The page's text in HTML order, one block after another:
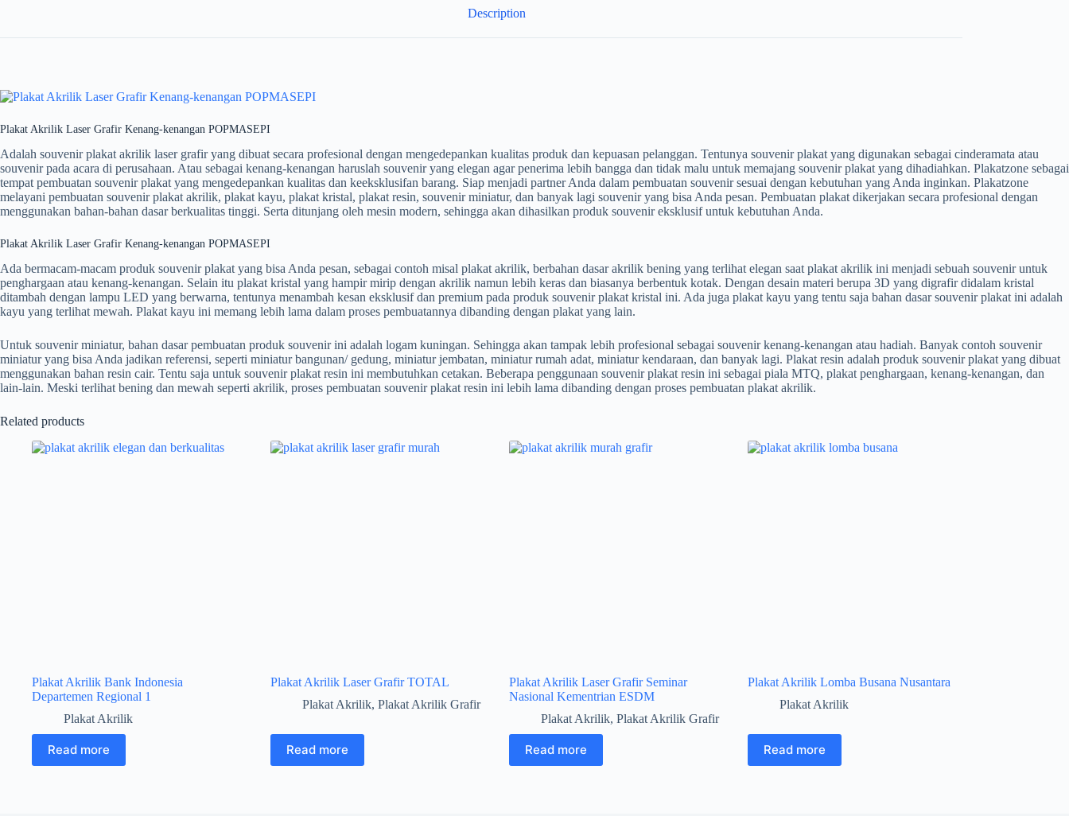
Description
Plakat Akrilik Laser Grafir Kenang-kenangan POPMASEPI
Adalah souvenir plakat akrilik laser grafir yang dibuat secara profesional dengan mengedepankan kualitas produk dan kepuasan pelanggan. Tentunya souvenir plakat yang digunakan sebagai cinderamata atau
souvenir pada acara di perusahaan. Atau sebagai kenang-kenangan haruslah souvenir yang elegan agar penerima lebih bangga dan tidak malu untuk memajang souvenir plakat yang dihadiahkan. Plakatzone sebagai
tempat pembuatan souvenir plakat yang mengedepankan kualitas dan keeksklusifan barang. Siap menjadi partner Anda dalam pembuatan souvenir sesuai dengan kebutuhan yang Anda inginkan. Plakatzone
melayani pembuatan souvenir plakat akrilik, plakat kayu, plakat kristal, plakat resin, souvenir miniatur, dan banyak lagi souvenir yang bisa Anda pesan. Pembuatan plakat dikerjakan secara profesional dengan
menggunakan bahan-bahan dasar berkualitas tinggi. Serta ditunjang oleh mesin modern, sehingga akan dihasilkan produk souvenir eksklusif untuk kebutuhan Anda.
Plakat Akrilik Laser Grafir Kenang-kenangan POPMASEPI
Ada bermacam-macam produk souvenir plakat yang bisa Anda pesan, sebagai contoh misal plakat akrilik, berbahan dasar akrilik bening yang terlihat elegan saat plakat akrilik ini menjadi sebuah souvenir untuk
penghargaan atau kenang-kenangan. Selain itu plakat kristal yang hampir mirip dengan akrilik namun lebih keras dan biasanya berbentuk kotak. Dengan desain materi berupa 3D yang digrafir didalam kristal
ditambah dengan lampu LED yang berwarna, tentunya menambah kesan eksklusif dan premium pada produk souvenir plakat kristal ini. Ada juga plakat kayu yang tentu saja bahan dasar souvenir plakat ini adalah
kayu yang terlihat mewah. Plakat kayu ini memang lebih lama dalam proses pembuatannya dibanding dengan plakat yang lain.
Untuk souvenir miniatur, bahan dasar pembuatan produk souvenir ini adalah logam kuningan. Sehingga akan tampak lebih profesional sebagai souvenir kenang-kenangan atau hadiah. Banyak contoh souvenir
miniatur yang bisa Anda jadikan referensi, seperti miniatur bangunan/ gedung, miniatur jembatan, miniatur rumah adat, miniatur kendaraan, dan banyak lagi. Plakat resin adalah produk souvenir plakat yang dibuat
menggunakan bahan resin cair. Tentu saja untuk souvenir plakat resin ini membutuhkan cetakan. Beberapa penggunaan souvenir plakat resin ini sebagai piala MTQ, plakat penghargaan, kenang-kenangan, dan
lain-lain. Meski terlihat bening dan mewah seperti akrilik, proses pembuatan souvenir plakat resin ini lebih lama dibanding dengan proses pembuatan plakat akrilik.
Related products
Plakat Akrilik Bank Indonesia
Departemen Regional 1
Plakat Akrilik
Read more
Plakat Akrilik Laser Grafir TOTAL
Plakat Akrilik, Plakat Akrilik Grafir
Read more
Plakat Akrilik Laser Grafir Seminar
Nasional Kementrian ESDM
Plakat Akrilik, Plakat Akrilik Grafir
Read more
Plakat Akrilik Lomba Busana Nusantara
Plakat Akrilik
Read more